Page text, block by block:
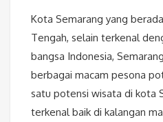
Kota Semarang yang
Tengah, selain terkenal
bangsa Indonesia,
berbagai macam pesona
satu potensi wisata di kota
terkenal baik di kalangan